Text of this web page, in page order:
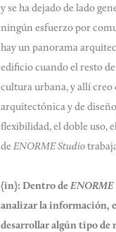
y se ha dejado de lado
ningún esfuerzo por
hay un panorama
edificio cuando el resto
cultura urbana, y allí creo
arquitectónica y de
flexibilidad, el doble uso,
deENORME Studio
{in}:Dentro de
analizar la información,
desarrollar algún tipo de